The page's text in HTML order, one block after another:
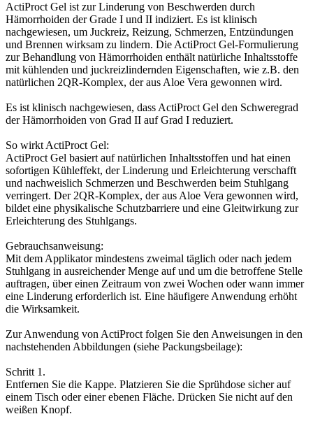
ActiProct Gel ist zur Linderung von Beschwerden durch
Hämorrhoiden der Grade I und II indiziert. Es ist klinisch
nachgewiesen, um Juckreiz, Reizung, Schmerzen, Entzündungen
und Brennen wirksam zu lindern. Die ActiProct Gel-Formulierung
zur Behandlung von Hämorrhoiden enthält natürliche Inhaltsstoffe
mit kühlenden und juckreizlindernden Eigenschaften, wie z.B. den
natürlichen 2QR-Komplex, der aus Aloe Vera gewonnen wird.
Es ist klinisch nachgewiesen, dass ActiProct Gel den Schweregrad
der Hämorrhoiden von Grad II auf Grad I reduziert.
So wirkt ActiProct Gel:
ActiProct Gel basiert auf natürlichen Inhaltsstoffen und hat einen
sofortigen Kühleffekt, der Linderung und Erleichterung verschafft
und nachweislich Schmerzen und Beschwerden beim Stuhlgang
verringert. Der 2QR-Komplex, der aus Aloe Vera gewonnen wird,
bildet eine physikalische Schutzbarriere und eine Gleitwirkung zur
Erleichterung des Stuhlgangs.
Gebrauchsanweisung:
Mit dem Applikator mindestens zweimal täglich oder nach jedem
Stuhlgang in ausreichender Menge auf und um die betroffene Stelle
auftragen, über einen Zeitraum von zwei Wochen oder wann immer
eine Linderung erforderlich ist. Eine häufigere Anwendung erhöht
die Wirksamkeit.
Zur Anwendung von ActiProct folgen Sie den Anweisungen in den
nachstehenden Abbildungen (siehe Packungsbeilage):
Schritt 1.
Entfernen Sie die Kappe. Platzieren Sie die Sprühdose sicher auf
einem Tisch oder einer ebenen Fläche. Drücken Sie nicht auf den
weißen Knopf.